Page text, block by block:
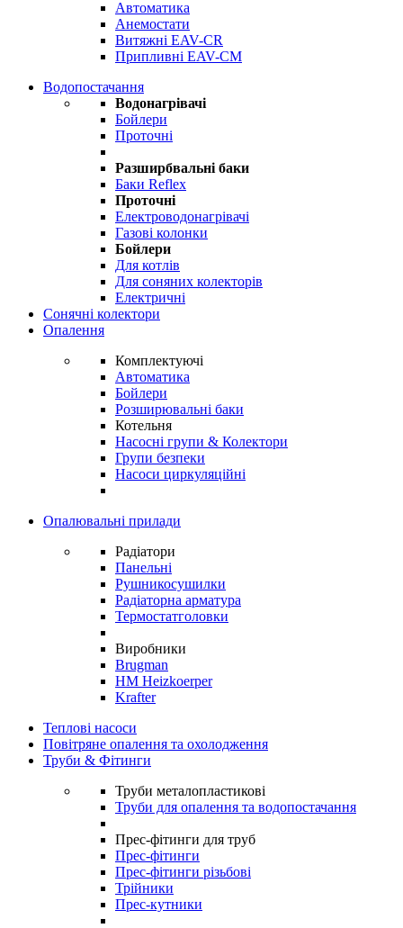
Автоматика
Анемостати
Витяжні EAV-CR
Припливні EAV-CM
Водопостачання
Водонагрівачі
Бойлери
Проточні
Разширбвальні баки
Баки Reflex
Проточні
Електроводонагрівачі
Газові колонки
Бойлери
Для котлів
Для соняних колекторів
Електричні
Сонячні колектори
Опалення
Комплектуючі
Автоматика
Бойлери
Розширювальні баки
Котельня
Насосні групи & Колектори
Групи безпеки
Насоси циркуляційні
Опалювальні прилади
Радіатори
Панельні
Рушникосушилки
Радіаторна арматура
Термостатголовки
Виробники
Brugman
HM Heizkoerper
Krafter
Теплові насоси
Повітряне опалення та охолодження
Труби & Фітинги
Труби металопластикові
Труби для опалення та водопостачання
Прес-фітинги для труб
Прес-фітинги
Прес-фітинги різьбові
Трійники
Прес-кутники